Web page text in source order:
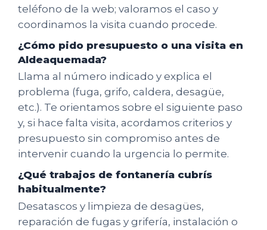
teléfono de la web; valoramos el caso y
coordinamos la visita cuando procede.
¿Cómo pido presupuesto o una visita en
Aldeaquemada?
Llama al número indicado y explica el
problema (fuga, grifo, caldera, desagüe,
etc.). Te orientamos sobre el siguiente paso
y, si hace falta visita, acordamos criterios y
presupuesto sin compromiso antes de
intervenir cuando la urgencia lo permite.
¿Qué trabajos de fontanería cubrís
habitualmente?
Desatascos y limpieza de desagües,
reparación de fugas y grifería, instalación o